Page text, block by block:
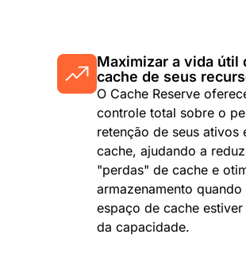
Maximizar a vida útil
cache de seus
O Cache Reserve
controle total sobre o
retenção de seus ativos
cache, ajudando a
"perdas" de cache e
armazenamento quando
espaço de cache
da capacidade.